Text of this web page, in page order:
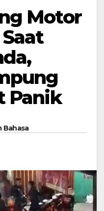
Motor
Panik
Bahasa